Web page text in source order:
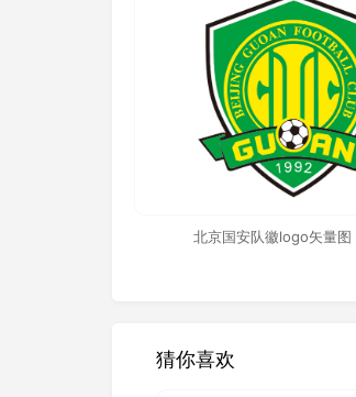
北京国安队徽logo矢量图
猜你喜欢